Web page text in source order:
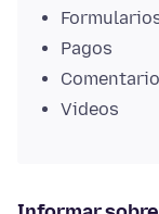
Pagos
Videos